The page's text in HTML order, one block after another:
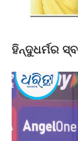
ହିନ୍ଦୁଧର୍ମର